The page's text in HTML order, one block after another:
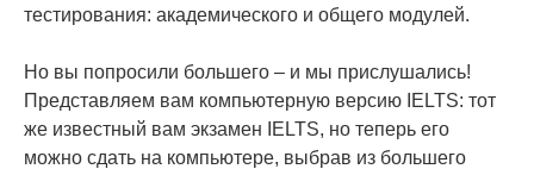
тестирования: академического и общего модулей.
Но вы попросили большего – и мы прислушались!
Представляем вам компьютерную версию IELTS: тот
же известный вам экзамен IELTS, но теперь его
можно сдать на компьютере, выбрав из большего